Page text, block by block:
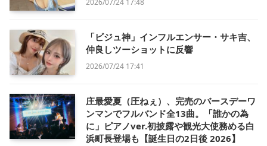
2026/07/24 17:48
「ビジュ神」インフルエンサー・サキ吉、
仲良しツーショットに反響
2026/07/24 17:41
庄最愛夏（圧ねぇ）、完売のバースデーワ
ンマンでフルバンド全13曲。「誰かの為
に」ピアノver.初披露や観光大使務める白
浜町長登場も【誕生日の2日後 2026】